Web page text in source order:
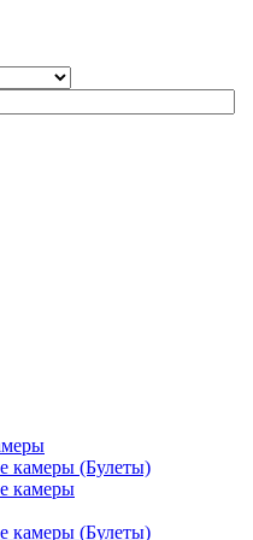
камеры (Булеты)
камеры
камеры (Булеты)